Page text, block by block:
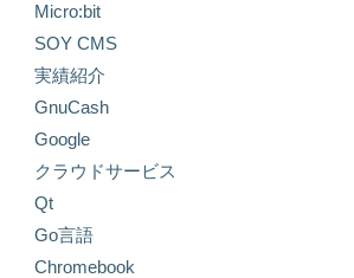
Micro:bit
SOY CMS
実績紹介
GnuCash
Google
クラウドサービス
Qt
Go言語
Chromebook